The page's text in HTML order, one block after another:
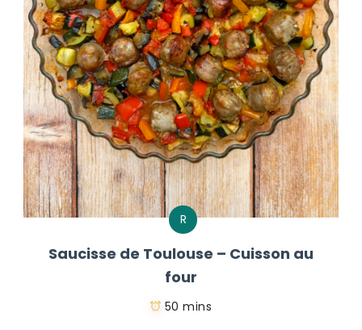
R
Saucisse de Toulouse – Cuisson au
four
50 mins